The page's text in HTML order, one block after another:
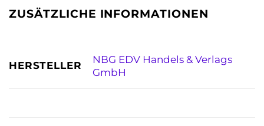
ZUSÄTZLICHE INFORMATIONEN
HERSTELLER
NBG EDV Handels & Verlags
GmbH